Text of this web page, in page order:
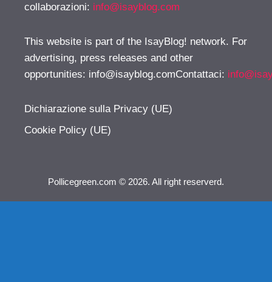
collaborazioni: info@isayblog.com
This website is part of the IsayBlog! network. For
advertising, press releases and other
opportunities: info@isayblog.comContattaci:
Dichiarazione sulla Privacy (UE)
Cookie Policy (UE)
Pollicegreen.com © 2026. All right reserverd.